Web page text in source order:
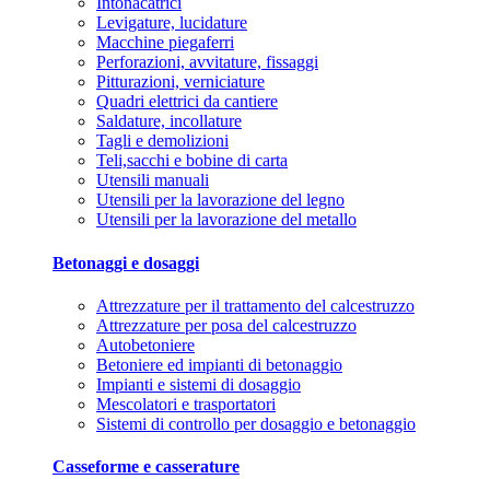
Levigature, lucidature
Macchine piegaferri
Perforazioni, avvitature, fissaggi
Pitturazioni, verniciature
Quadri elettrici da cantiere
Saldature, incollature
Tagli e demolizioni
Teli,sacchi e bobine di carta
Utensili manuali
Utensili per la lavorazione del legno
Utensili per la lavorazione del metallo
Betonaggi e dosaggi
Attrezzature per il trattamento del calcestruzzo
Attrezzature per posa del calcestruzzo
Autobetoniere
Betoniere ed impianti di betonaggio
Impianti e sistemi di dosaggio
Mescolatori e trasportatori
Sistemi di controllo per dosaggio e betonaggio
Casseforme e casserature